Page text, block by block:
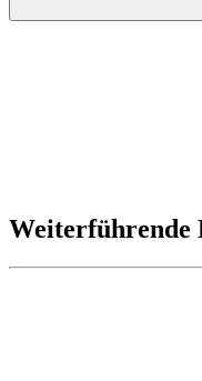
Weiterführende